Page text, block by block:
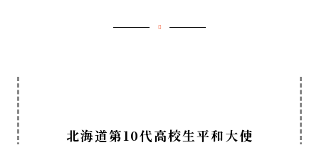
北海道第10代高校生平和大使